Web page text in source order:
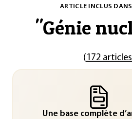
ARTICLE INCLUS DANS
"Génie
(172 articles
Une base complète